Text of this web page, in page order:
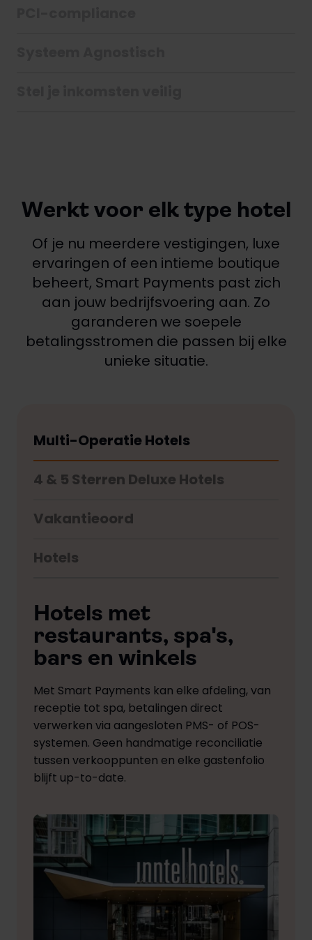
Werkt voor elk type hotel
Of je nu meerdere vestigingen, luxe
ervaringen of een intieme boutique
beheert, Smart Payments past zich
aan jouw bedrijfsvoering aan. Zo
garanderen we soepele
betalingsstromen die passen bij elke
unieke situatie.
Multi-Operatie Hotels
4 & 5 Sterren Deluxe Hotels
Vakantieoord
Hotels
Hotels met
restaurants, spa's,
bars en winkels
Met Smart Payments kan elke afdeling, van
receptie tot spa, betalingen direct
verwerken via aangesloten PMS- of POS-
systemen. Geen handmatige reconciliatie
tussen verkooppunten en elke gastenfolio
blijft up-to-date.